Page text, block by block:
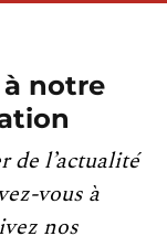
notre
de l’actualité
vous à
nos